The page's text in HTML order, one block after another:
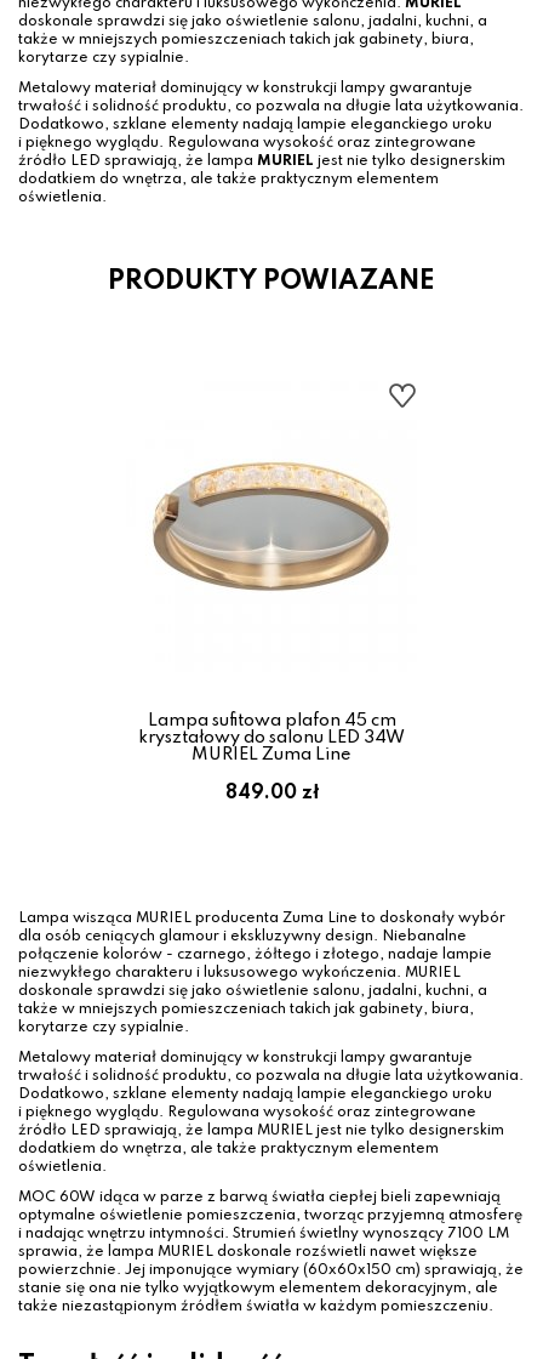
niezwykłego charakteru i luksusowego wykończenia. MURIEL
doskonale sprawdzi się jako oświetlenie salonu, jadalni, kuchni, a
także w mniejszych pomieszczeniach takich jak gabinety, biura,
korytarze czy sypialnie.
Metalowy materiał dominujący w konstrukcji lampy gwarantuje
trwałość i solidność produktu, co pozwala na długie lata użytkowania.
Dodatkowo, szklane elementy nadają lampie eleganckiego uroku
i pięknego wyglądu. Regulowana wysokość oraz zintegrowane
źródło LED sprawiają, że lampa MURIEL jest nie tylko designerskim
dodatkiem do wnętrza, ale także praktycznym elementem
oświetlenia.
PRODUKTY POWIAZANE
Lampa sufitowa plafon 45 cm
kryształowy do salonu LED 34W
MURIEL Zuma Line
849.00 zł
Lampa wisząca MURIEL producenta Zuma Line to doskonały wybór
dla osób ceniących glamour i ekskluzywny design. Niebanalne
połączenie kolorów - czarnego, żółtego i złotego, nadaje lampie
niezwykłego charakteru i luksusowego wykończenia. MURIEL
doskonale sprawdzi się jako oświetlenie salonu, jadalni, kuchni, a
także w mniejszych pomieszczeniach takich jak gabinety, biura,
korytarze czy sypialnie.
Metalowy materiał dominujący w konstrukcji lampy gwarantuje
trwałość i solidność produktu, co pozwala na długie lata użytkowania.
Dodatkowo, szklane elementy nadają lampie eleganckiego uroku
i pięknego wyglądu. Regulowana wysokość oraz zintegrowane
źródło LED sprawiają, że lampa MURIEL jest nie tylko designerskim
dodatkiem do wnętrza, ale także praktycznym elementem
oświetlenia.
MOC 60W idąca w parze z barwą światła ciepłej bieli zapewniają
optymalne oświetlenie pomieszczenia, tworząc przyjemną atmosferę
i nadając wnętrzu intymności. Strumień świetlny wynoszący 7100 LM
sprawia, że lampa MURIEL doskonale rozświetli nawet większe
powierzchnie. Jej imponujące wymiary (60x60x150 cm) sprawiają, że
stanie się ona nie tylko wyjątkowym elementem dekoracyjnym, ale
także niezastąpionym źródłem światła w każdym pomieszczeniu.